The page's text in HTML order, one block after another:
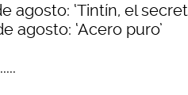
agosto: ‘Tintín, el
agosto: ‘Acero puro’